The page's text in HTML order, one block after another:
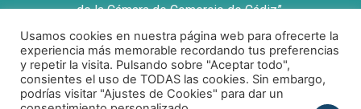
de la Cámara de Comercio de Cádiz”.
UNA MANERA DE HACER EUROPA
Usamos cookies en nuestra página web para ofrecerte la
experiencia más memorable recordando tus preferencias
y repetir la visita. Pulsando sobre "Aceptar todo",
consientes el uso de TODAS las cookies. Sin embargo,
podrías visitar "Ajustes de Cookies" para dar un